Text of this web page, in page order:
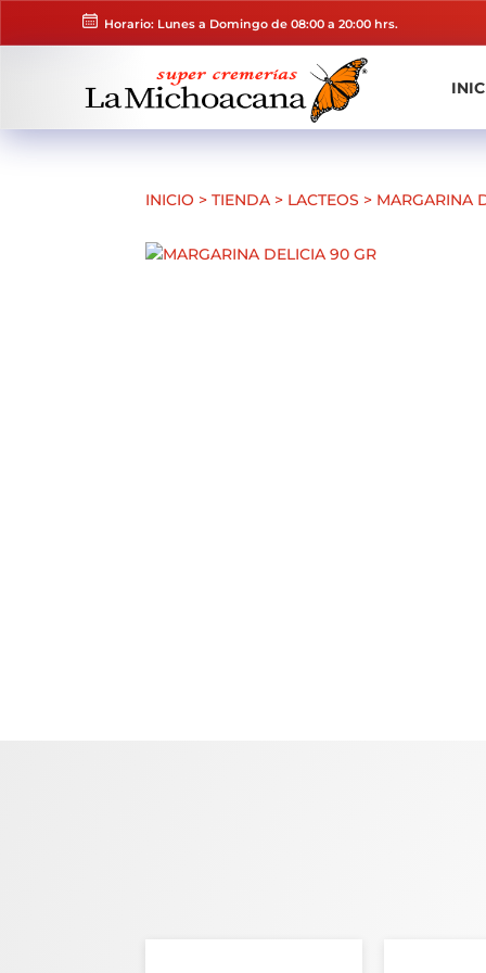
Horario: Lunes a Domingo de 08:00 a 20:00 hrs.
INICIO >TIENDA > LACTEOS > MARGARINA